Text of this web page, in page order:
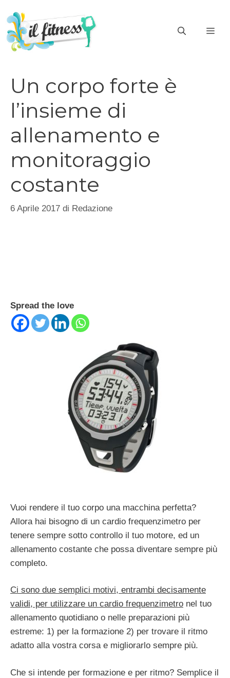
contenuto
Un corpo forte è
l’insieme di
allenamento e
monitoraggio
costante
6 Aprile 2017 di Redazione
Spread the love
Vuoi rendere il tuo corpo una macchina perfetta?
Allora hai bisogno di un cardio frequenzimetro per
tenere sempre sotto controllo il tuo motore, ed un
allenamento costante che possa diventare sempre più
completo.
Ci sono due semplici motivi, entrambi decisamente
validi, per utilizzare un cardio frequenzimetro nel tuo
allenamento quotidiano o nelle preparazioni più
estreme: 1) per la formazione 2) per trovare il ritmo
adatto alla vostra corsa e migliorarlo sempre più.
Che si intende per formazione e per ritmo? Semplice il